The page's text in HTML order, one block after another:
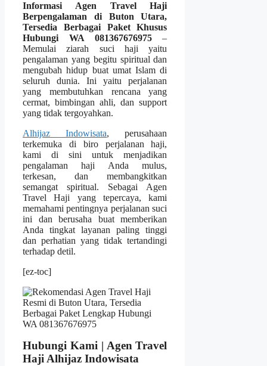
Informasi Agen Travel Haji
Berpengalaman di Buton Utara,
Tersedia Berbagai Paket Khusus
Hubungi WA 081367676975–
Memulai ziarah suci haji yaitu
pengalaman yang begitu spiritual dan
mengubah hidup buat umat Islam di
seluruh dunia. Ini yaitu perjalanan
yang membutuhkan rencana yang
cermat, bimbingan ahli, dan support
yang tidak tergoyahkan.
Alhijaz Indowisata, perusahaan
terkemuka di biro perjalanan haji,
kami di sini untuk menjadikan
pengalaman haji Anda mulus,
terkesan, dan membangkitkan
semangat spiritual. Sebagai Agen
Travel Haji yang tepercaya, kami
memahami pentingnya perjalanan suci
ini dan berusaha buat memberikan
Anda tingkat layanan paling tinggi
dan perhatian yang tidak tertandingi
terhadap detil.
[ez-toc]
Hubungi Kami | Agen Travel
Haji Alhijaz Indowisata